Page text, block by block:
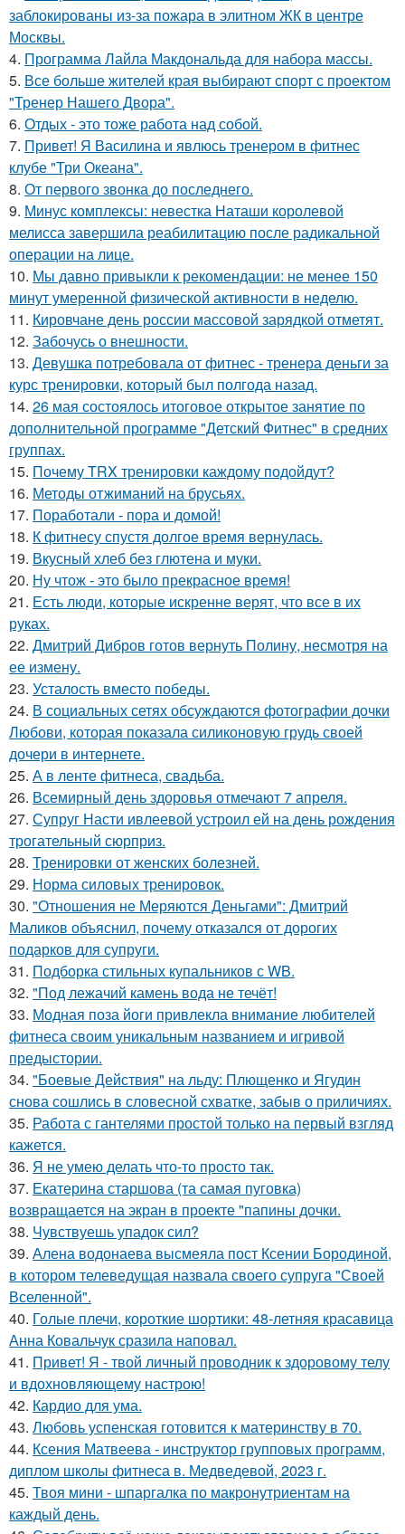
заблокированы из-за пожара в элитном ЖК в центре
Москвы.
4. Программа Лайла Макдональда для набора массы.
5. Все больше жителей края выбирают спорт с проектом
"Тренер Нашего Двора".
6. Отдых - это тоже работа над собой.
7. Привет! Я Василина и явлюсь тренером в фитнес
клубе "Три Океана".
8. От первого звонка до последнего.
9. Минус комплексы: невестка Наташи королевой
мелисса завершила реабилитацию после радикальной
операции на лице.
10. Мы давно привыкли к рекомендации: не менее 150
минут умеренной физической активности в неделю.
11. Кировчане день россии массовой зарядкой отметят.
12. Забочусь о внешности.
13. Девушка потребовала от фитнес - тренера деньги за
курс тренировки, который был полгода назад.
14. 26 мая состоялось итоговое открытое занятие по
дополнительной программе "Детский Фитнес" в средних
группах.
15. Почему TRX тренировки каждому подойдут?
16. Методы отжиманий на брусьях.
17. Поработали - пора и домой!
18. К фитнесу спустя долгое время вернулась.
19. Вкусный хлеб без глютена и муки.
20. Ну чтож - это было прекрасное время!
21. Есть люди, которые искренне верят, что все в их
руках.
22. Дмитрий Дибров готов вернуть Полину, несмотря на
ее измену.
23. Усталость вместо победы.
24. В социальных сетях обсуждаются фотографии дочки
Любови, которая показала силиконовую грудь своей
дочери в интернете.
25. А в ленте фитнеса, свадьба.
26. Всемирный день здоровья отмечают 7 апреля.
27. Супруг Насти ивлеевой устроил ей на день рождения
трогательный сюрприз.
28. Тренировки от женских болезней.
29. Норма силовых тренировок.
30. "Отношения не Меряются Деньгами": Дмитрий
Маликов объяснил, почему отказался от дорогих
подарков для супруги.
31. Подборка стильных купальников с WB.
32. "Под лежачий камень вода не течёт!
33. Модная поза йоги привлекла внимание любителей
фитнеса своим уникальным названием и игривой
предыстории.
34. "Боевые Действия" на льду: Плющенко и Ягудин
снова сошлись в словесной схватке, забыв о приличиях.
35. Работа с гантелями простой только на первый взгляд
кажется.
36. Я не умею делать что-то просто так.
37. Екатерина старшова (та самая пуговка)
возвращается на экран в проекте "папины дочки.
38. Чувствуешь упадок сил?
39. Алена водонаева высмеяла пост Ксении Бородиной,
в котором телеведущая назвала своего супруга "Своей
Вселенной".
40. Голые плечи, короткие шортики: 48-летняя красавица
Анна Ковальчук сразила наповал.
41. Привет! Я - твой личный проводник к здоровому телу
и вдохновляющему настрою!
42. Кардио для ума.
43. Любовь успенская готовится к материнству в 70.
44. Ксения Матвеева - инструктор групповых программ,
диплом школы фитнеса в. Медведевой, 2023 г.
45. Твоя мини - шпаргалка по макронутриентам на
каждый день.